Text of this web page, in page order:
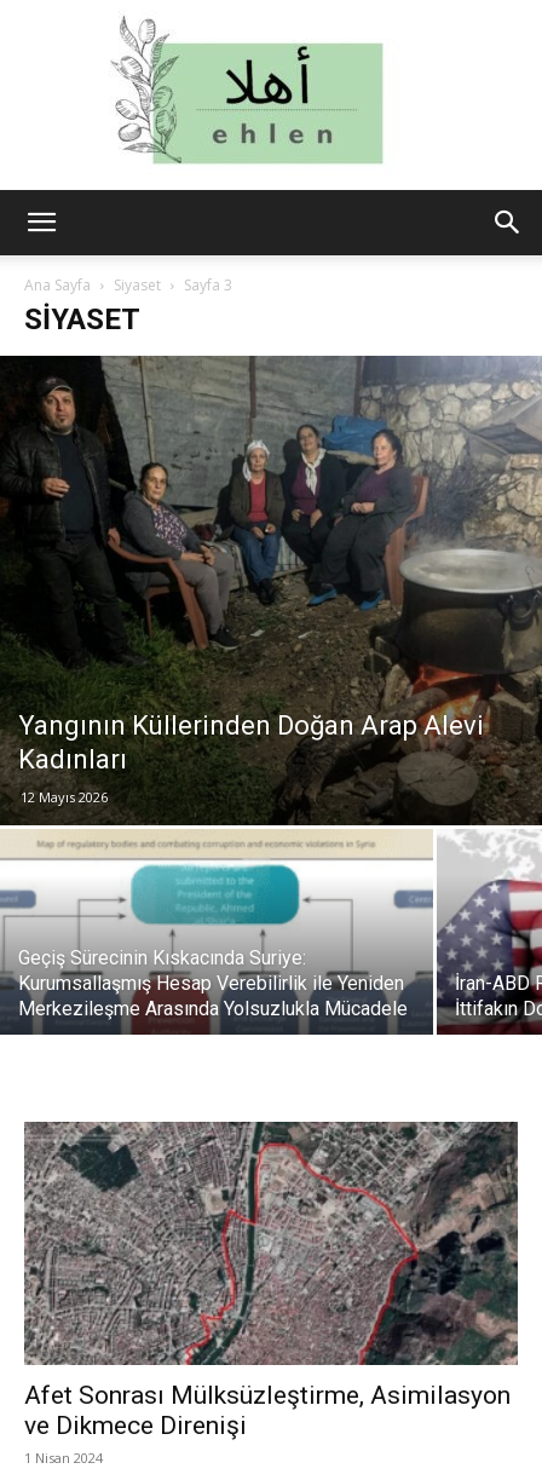
Ana Sayfa Siyaset Sayfa 3
SIYASET
Yangının Küllerinden Doğan Arap Alevi
Kadınları
12 Mayıs 2026
Geçiş Sürecinin Kıskacında Suriye:
Kurumsallaşmış Hesap Verebilirlik ile Yeniden
Merkezileşme Arasında Yolsuzlukla Mücadele
İran-ABD
İttifakın
Afet Sonrası Mülksüzleştirme, Asimilasyon
ve Dikmece Direnişi
1 Nisan 2024